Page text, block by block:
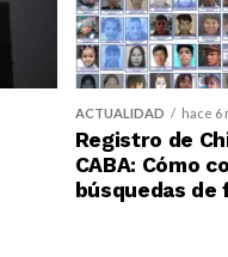
ACTUALIDAD hace 6
Registro de
CABA: Cómo
búsquedas de